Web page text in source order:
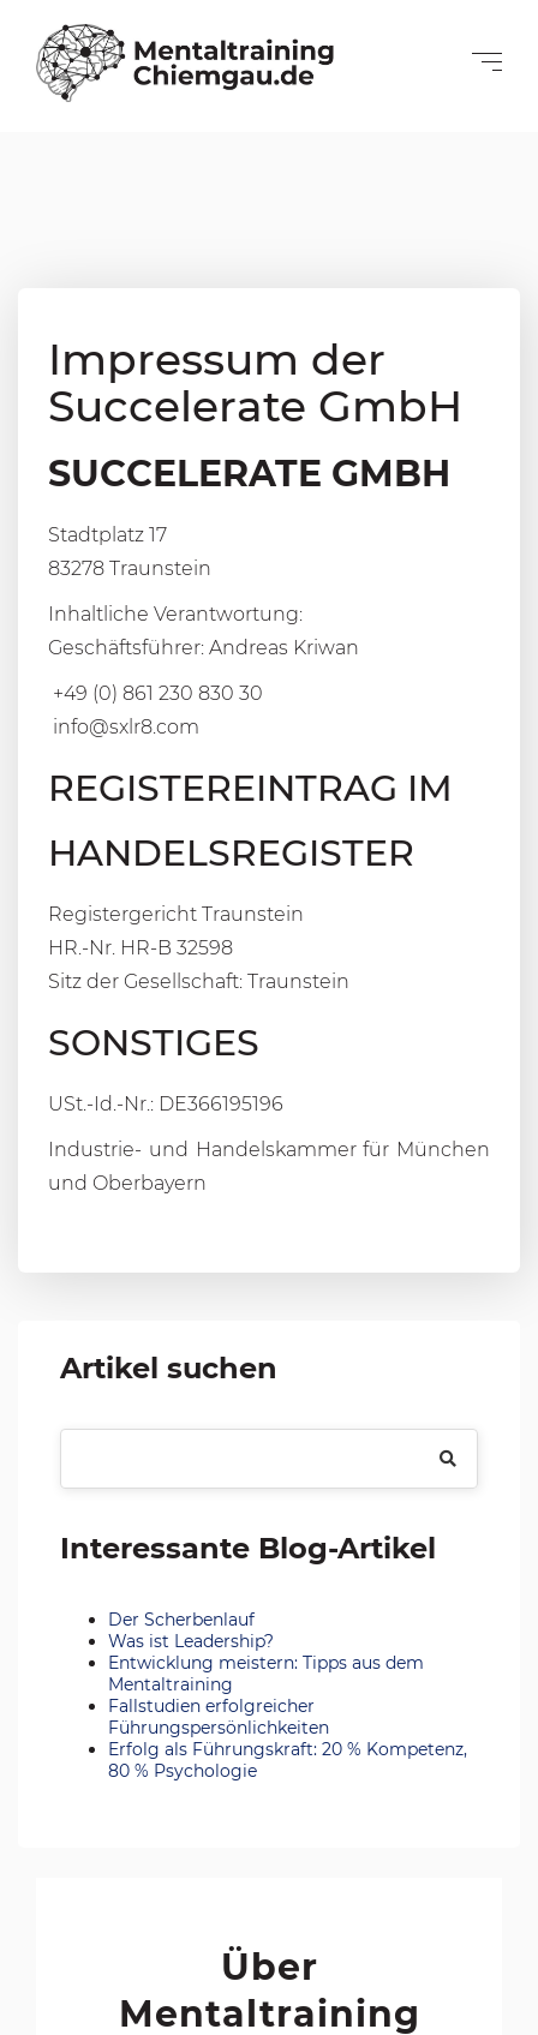
Impressum der
Succelerate GmbH
SUCCELERATE GMBH
Stadtplatz 17
83278 Traunstein
Inhaltliche Verantwortung:
Geschäftsführer: Andreas Kriwan
+49 (0) 861 230 830 30
info@sxlr8.com
REGISTEREINTRAG IM
HANDELSREGISTER
Registergericht Traunstein
HR.-Nr. HR-B 32598
Sitz der Gesellschaft: Traunstein
SONSTIGES
USt.-Id.-Nr.: DE366195196
Industrie- und Handelskammer für München
und Oberbayern
Artikel suchen
Interessante Blog-Artikel
Der Scherbenlauf
Was ist Leadership?
Entwicklung meistern: Tipps aus dem
Mentaltraining
Fallstudien erfolgreicher
Führungspersönlichkeiten
Erfolg als Führungskraft: 20 % Kompetenz,
80 % Psychologie
Über
Mentaltraining